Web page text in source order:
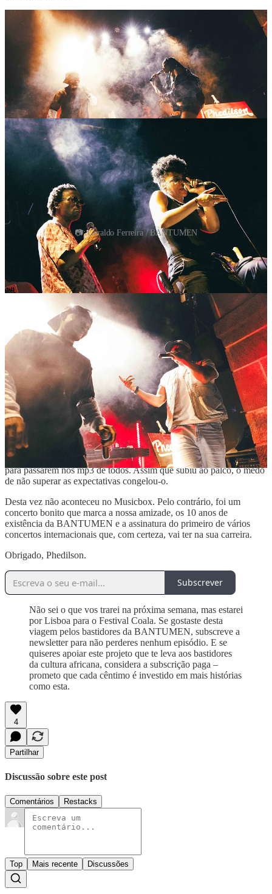
📷: Geraldo Ferreira / BANTUMEN
A curadoria dos convidados ficou a cargo do Phedilson, que trouxe
consigo Jimmy P, Hélia Sandra, Harold e Tennaz, que esteve
presente no sound-check mas que não subiu ao palco. Até ao
momento, não percebi o que aconteceu.
Não me esqueci da Cynthia Perez, que também fez parte do
concerto, atuando na primeira parte acompanhada por Gari
Sinedima. O nome dela surge porque tem estado no radar da
BANTUMEN, mas também por uma questão de equidade.
A reportagem sobre o concerto já está no site, mas durante a
apresentação do Phedilson, ele chamou ao palco um amigo de longa
data, o Eddy, e contou a história do seu primeiro concerto, onde
congelou. Lembrei-me que em 2016 já tinha escrito sobre este
incidente. O objetivo era falar sobre a sua nomeação como Rapper
Revelação no Angola Hip Hop Awards, mas acabámos por deslizar
até à primeira atuação do Phedilson Ananás em palco, depois de ter
conseguido entrar no cartaz de um espetáculo de MC K, na
província do Huambo, em Angola. Naquela altura, o rapper apenas
queria agradar aos amigos (Nuno e Eddy) e gravar as suas demos
para passarem nos mp3 de todos. Assim que subiu ao palco, o medo
de não superar as expectativas congelou-o.
Desta vez não aconteceu no Musicbox. Pelo contrário, foi um
concerto bonito que marca a nossa amizade, os 10 anos de
existência da BANTUMEN e a assinatura do primeiro de vários
concertos internacionais que, com certeza, vai ter na sua carreira.
Obrigado, Phedilson.
Subscrever
Não sei o que vos trarei na próxima semana, mas estarei
por Lisboa para o Festival Coala. Se gostaste desta
viagem pelos bastidores da BANTUMEN, subscreve a
newsletter para não perderes nenhum episódio. E se
quiseres apoiar este projeto que te leva aos bastidores
da cultura africana, considera a subscrição paga –
prometo que cada cêntimo é investido em mais histórias
como esta.
4
Partilhar
Discussão sobre este post
Comentários Restacks
Top Mais recente Discussões